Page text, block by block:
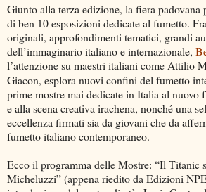
Giunto alla terza edizione, la fiera padovana
di ben 10 esposizioni dedicate al fumetto.
originali, approfondimenti tematici, grandi
dell’immaginario italiano e internazionale,
l’attenzione su maestri italiani come Attilio
Giacon, esplora nuovi confini del fumetto
prime mostre mai dedicate in Italia al nuovo
e alla scena creativa irachena, nonché una
eccellenza firmati sia da giovani che da
fumetto italiano contemporaneo.
Ecco il programma delle Mostre: “Il Titanic
Micheluzzi” (appena riedito da Edizioni